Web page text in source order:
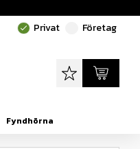
done Privat Företag
Favoriter
Kundvagn
Fyndhörna